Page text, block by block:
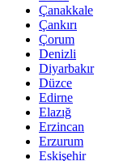
Çanakkale
Çankırı
Çorum
Denizli
Diyarbakır
Düzce
Edirne
Elazığ
Erzincan
Erzurum
Eskişehir